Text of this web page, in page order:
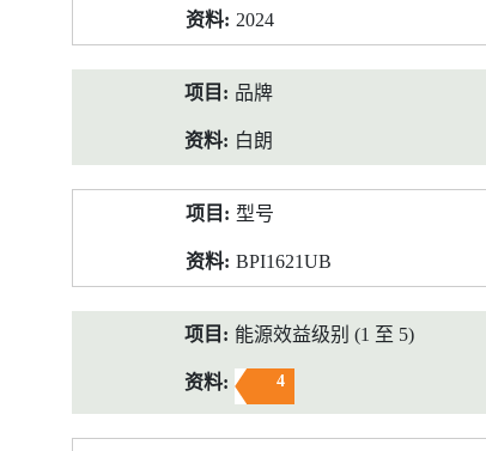
2024
品牌
白朗
型号
BPI1621UB
能源效益级别 (1 至 5)
4